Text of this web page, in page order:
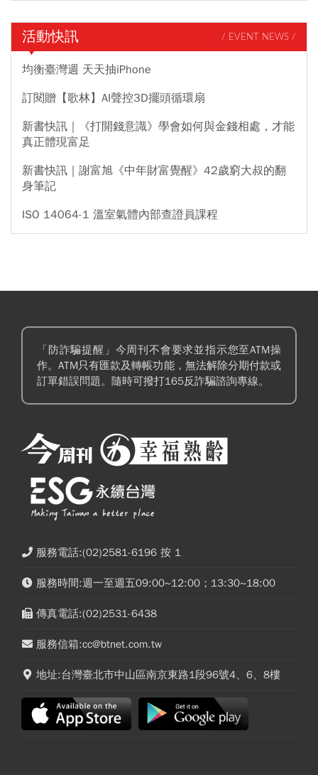
活動快訊 / EVENT NEWS /
均衡臺灣週 天天抽iPhone
訂閱贈【歌林】AI聲控3D擺頭循環扇
新書快訊｜《打開錢意識》學會如何與金錢相處，才能
真正體現富足
新書快訊｜謝富旭《中年財富覺醒》42歲窮大叔的翻
身筆記
ISO 14064-1 溫室氣體內部查證員課程
「防詐騙提醒」今周刊不會要求並指示您至ATM操
作。ATM只有匯款及轉帳功能，無法解除分期付款或
訂單錯誤問題。隨時可撥打165反詐騙諮詢專線。
服務電話:(02)2581-6196 按 1
服務時間:週一至週五09:00~12:00；13:30~18:00
傳真電話:(02)2531-6438
服務信箱:cc@btnet.com.tw
地址:台灣臺北市中山區南京東路1段96號4、6、8樓